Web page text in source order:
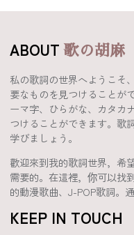
ABOUT歌の胡麻
私の歌詞の世界へようこそ
要なものを見つけることが
ーマ字、ひらがな、カタカ
つけることができます。歌
学びましょう。
歡迎來到我的歌詞世界，希
需要的。在這裡，你可以找
的動漫歌曲、J-POP歌詞。
KEEP IN TOUCH